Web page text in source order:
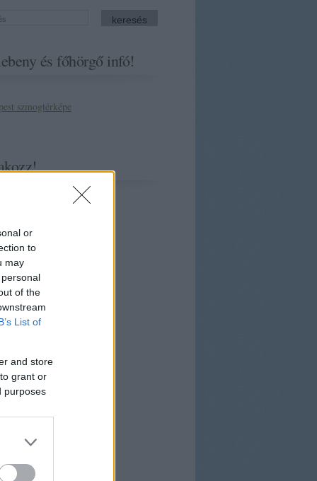
or
to
may
of the
List of
and store
grant or
purposes
és főhörgő infó!